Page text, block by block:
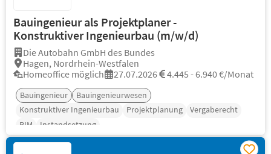
Bauingenieur als Projektplaner -
Konstruktiver Ingenieurbau (m/w/d)
Die Autobahn GmbH des Bundes
Hagen, Nordrhein-Westfalen
Homeoffice möglich
27.07.2026 4.445 - 6.940 €/Monat
Bauingenieur
Bauingenieurwesen
Konstruktiver Ingenieurbau
Projektplanung
Vergaberecht
BIM
Instandsetzung